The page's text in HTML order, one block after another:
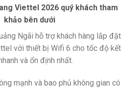
Viettel 2026 quý khách tham
khảo bên dưới
Ngãi hỗ trợ khách hàng lắp đặt
với thiết bị Wifi 6 cho tốc độ kết
và ổn định nhất.
mạnh và bao phủ không gian có